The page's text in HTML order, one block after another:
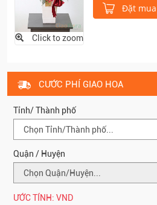
Click to zoom
Đặt mua
CƯỚC PHÍ GIAO HOA
Tỉnh/ Thành phố
Quận / Huyện
ƯỚC TÍNH: VND